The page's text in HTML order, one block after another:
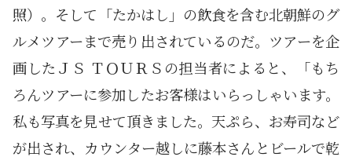
照）。そして「たかはし」の飲食を含む北朝鮮のグ
ルメツアーまで売り出されているのだ。ツアーを企
画したＪＳ ＴＯＵＲＳの担当者によると、「もち
ろんツアーに参加したお客様はいらっしゃいます。
私も写真を見せて頂きました。天ぷら、お寿司など
が出され、カウンター越しに藤本さんとビールで乾